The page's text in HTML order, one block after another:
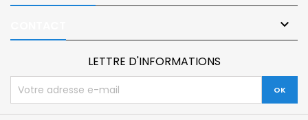

LETTRE D'INFORMATIONS